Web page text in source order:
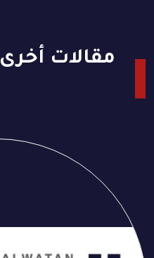
مقالات أخرى